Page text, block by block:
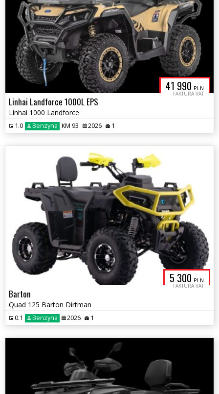
41 990 PLN
FAKTURA VAT
Linhai Landforce 1000L EPS
Linhai 1000 Landforce
1.0 Benzyna KM 93 2026 1
5 300 PLN
FAKTURA VAT
Barton
Quad 125 Barton Dirtman
0.1 Benzyna 2026 1